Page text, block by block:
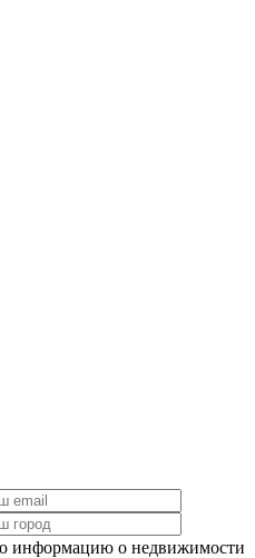
информацию о недвижимости